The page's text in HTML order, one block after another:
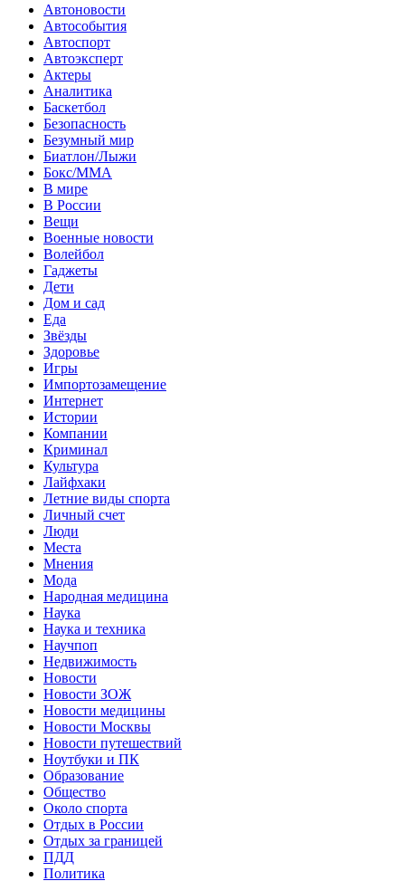
Автоновости
Автособытия
Автоспорт
Автоэксперт
Актеры
Аналитика
Баскетбол
Безопасность
Безумный мир
Биатлон/Лыжи
Бокс/MMA
В мире
В России
Вещи
Военные новости
Волейбол
Гаджеты
Дети
Дом и сад
Еда
Звёзды
Здоровье
Игры
Импортозамещение
Интернет
Истории
Компании
Криминал
Культура
Лайфхаки
Летние виды спорта
Личный счет
Люди
Места
Мнения
Мода
Народная медицина
Наука
Наука и техника
Научпоп
Недвижимость
Новости
Новости ЗОЖ
Новости медицины
Новости Москвы
Новости путешествий
Ноутбуки и ПК
Образование
Общество
Около спорта
Отдых в России
Отдых за границей
ПДД
Политика